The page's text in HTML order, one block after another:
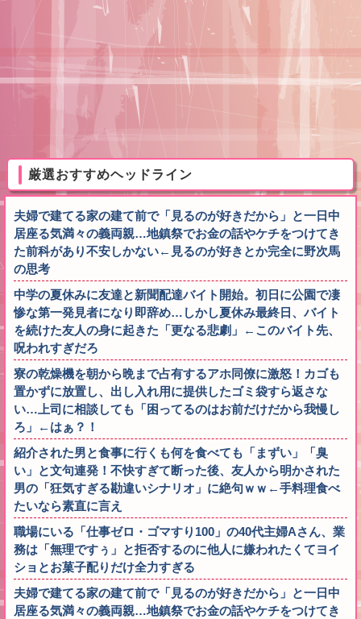
厳選おすすめヘッドライン
夫婦で建てる家の建て前で「見るのが好きだから」と一日中
居座る気満々の義両親…地鎮祭でお金の話やケチをつけてき
た前科があり不安しかない←見るのが好きとか完全に野次馬
の思考
中学の夏休みに友達と新聞配達バイト開始。初日に公園で凄
惨な第一発見者になり即辞め…しかし夏休み最終日、バイト
を続けた友人の身に起きた「更なる悲劇」←このバイト先、
呪われすぎだろ
寮の乾燥機を朝から晩まで占有するアホ同僚に激怒！カゴも
置かずに放置し、出し入れ用に提供したゴミ袋すら返さな
い…上司に相談しても「困ってるのはお前だけだから我慢し
ろ」←はぁ？！
紹介された男と食事に行くも何を食べても「まずい」「臭
い」と文句連発！不快すぎて断った後、友人から明かされた
男の「狂気すぎる勘違いシナリオ」に絶句ｗｗ←手料理食べ
たいなら素直に言え
職場にいる「仕事ゼロ・ゴマすり100」の40代主婦Aさん、業
務は「無理ですぅ」と拒否するのに他人に嫌われたくてヨイ
ショとお菓子配りだけ全力すぎる
夫婦で建てる家の建て前で「見るのが好きだから」と一日中
居座る気満々の義両親…地鎮祭でお金の話やケチをつけてき